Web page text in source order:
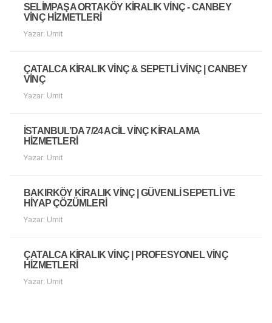
SELIMPAŞA ORTAKÖY KIRALIK VINÇ - CANBEY
VINÇ HIZMETLERI
Yazar: Umit
ÇATALCA KIRALIK VINÇ & SEPETLI VINÇ | CANBEY
VINÇ
Yazar: Umit
İSTANBUL’DA 7/24 ACIL VINÇ KIRALAMA
HIZMETLERI
Yazar: Umit
BAKIRKÖY KIRALIK VINÇ | GÜVENLI SEPETLI VE
HIYAP ÇÖZÜMLERI
Yazar: Umit
ÇATALCA KIRALIK VINÇ | PROFESYONEL VINÇ
HIZMETLERI
Yazar: Umit